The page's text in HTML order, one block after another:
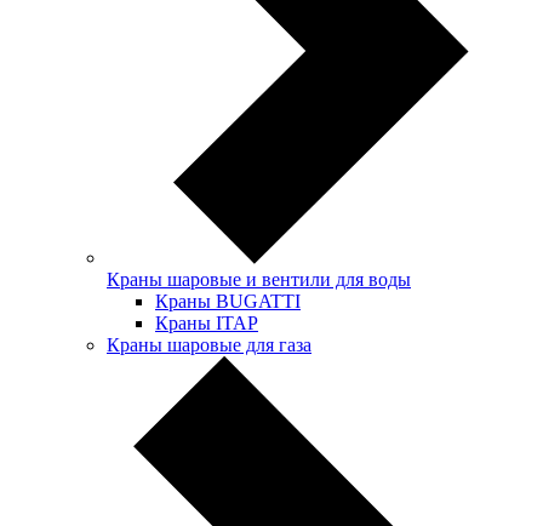
Краны шаровые и вентили для воды
Краны BUGATTI
Краны ITAP
Краны шаровые для газа